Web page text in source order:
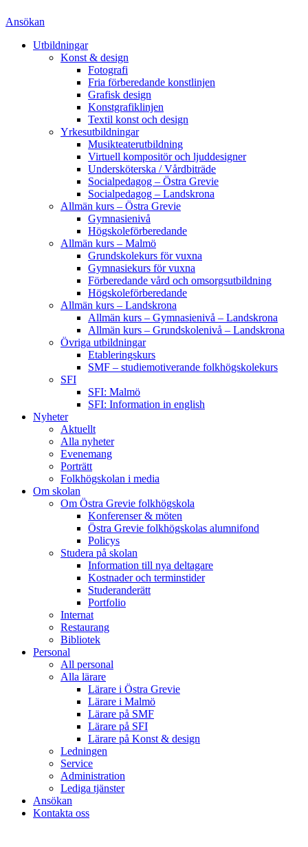
Ansökan
Utbildningar
Konst & design
Fotografi
Fria förberedande konstlinjen
Grafisk design
Konstgrafiklinjen
Textil konst och design
Yrkesutbildningar
Musikteaterutbildning
Virtuell kompositör och ljuddesigner
Undersköterska / Vårdbiträde
Socialpedagog – Östra Grevie
Socialpedagog – Landskrona
Allmän kurs – Östra Grevie
Gymnasienivå
Högskoleförberedande
Allmän kurs – Malmö
Grundskolekurs för vuxna
Gymnasiekurs för vuxna
Förberedande vård och omsorgsutbildning
Högskoleförberedande
Allmän kurs – Landskrona
Allmän kurs – Gymnasienivå – Landskrona
Allmän kurs – Grundskolenivå – Landskrona
Övriga utbildningar
Etableringskurs
SMF – studiemotiverande folkhögskolekurs
SFI
SFI: Malmö
SFI: Information in english
Nyheter
Aktuellt
Alla nyheter
Evenemang
Porträtt
Folkhögskolan i media
Om skolan
Om Östra Grevie folkhögskola
Konferenser & möten
Östra Grevie folkhögskolas alumnifond
Policys
Studera på skolan
Information till nya deltagare
Kostnader och terminstider
Studeranderätt
Portfolio
Internat
Restaurang
Bibliotek
Personal
All personal
Alla lärare
Lärare i Östra Grevie
Lärare i Malmö
Lärare på SMF
Lärare på SFI
Lärare på Konst & design
Ledningen
Service
Administration
Lediga tjänster
Ansökan
Kontakta oss